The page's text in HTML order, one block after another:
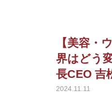
【美容・
界はどう
長CEO 吉
2024.11.11